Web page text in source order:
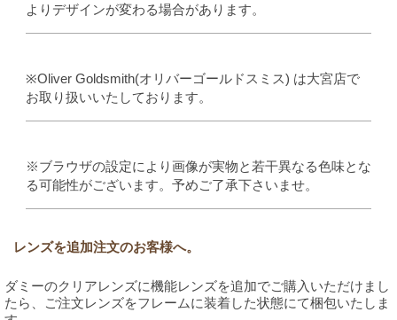
よりデザインが変わる場合があります。
※Oliver Goldsmith(オリバーゴールドスミス) は大宮店で
お取り扱いいたしております。
※ブラウザの設定により画像が実物と若干異なる色味とな
る可能性がございます。予めご了承下さいませ。
レンズを追加注文のお客様へ。
ダミーのクリアレンズに機能レンズを追加でご購入いただけまし
たら、ご注文レンズをフレームに装着した状態にて梱包いたしま